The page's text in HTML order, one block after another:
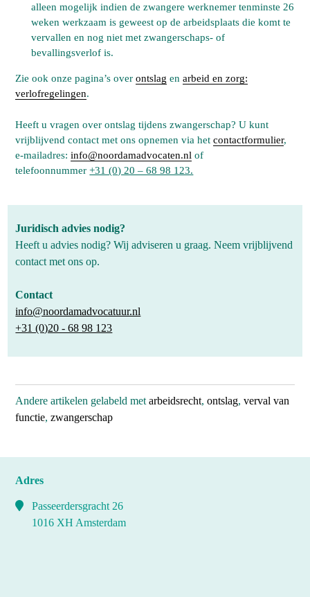
alleen mogelijk indien de zwangere werknemer tenminste 26
weken werkzaam is geweest op de arbeidsplaats die komt te
vervallen en nog niet met zwangerschaps- of
bevallingsverlof is.
Zie ook onze pagina’s overontslag enarbeid en zorg:
verlofregelingen.
Heeft u vragen over ontslag tijdens zwangerschap? U kunt
vrijblijvend contact met ons opnemen via hetcontactformulier,
e-mailadres:info@noordamadvocaten.nl of
telefoonnummer+31 (0) 20 – 68 98 123.
Juridisch advies nodig?
Heeft u advies nodig? Wij adviseren u graag. Neem vrijblijvend
contact met ons op.
Contact
info@noordamadvocatuur.nl
+31 (0)20 - 68 98 123
Andere artikelen gelabeld metarbeidsrecht,ontslag,verval van
functie,zwangerschap
Adres
Passeerdersgracht 26
1016 XH Amsterdam